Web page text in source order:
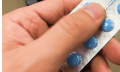
/
फै
न